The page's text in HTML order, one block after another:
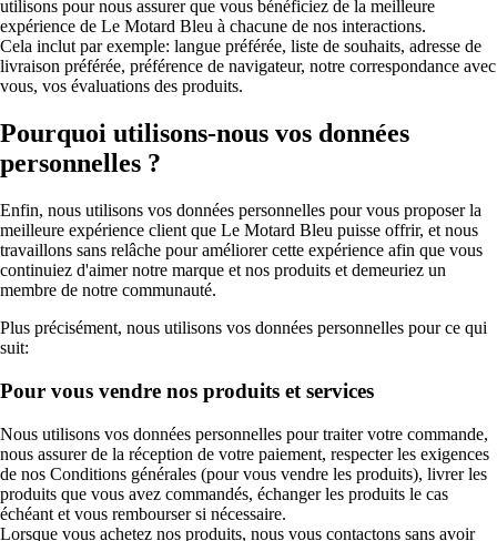
utilisons pour nous assurer que vous bénéficiez de la meilleure
expérience de Le Motard Bleu à chacune de nos interactions.
Cela inclut par exemple: langue préférée, liste de souhaits, adresse de
livraison préférée, préférence de navigateur, notre correspondance avec
vous, vos évaluations des produits.
Pourquoi utilisons-nous vos données
personnelles ?
Enfin, nous utilisons vos données personnelles pour vous proposer la
meilleure expérience client que Le Motard Bleu puisse offrir, et nous
travaillons sans relâche pour améliorer cette expérience afin que vous
continuiez d'aimer notre marque et nos produits et demeuriez un
membre de notre communauté.
Plus précisément, nous utilisons vos données personnelles pour ce qui
suit:
Pour vous vendre nos produits et services
Nous utilisons vos données personnelles pour traiter votre commande,
nous assurer de la réception de votre paiement, respecter les exigences
de nos Conditions générales (pour vous vendre les produits), livrer les
produits que vous avez commandés, échanger les produits le cas
échéant et vous rembourser si nécessaire.
Lorsque vous achetez nos produits, nous vous contactons sans avoir